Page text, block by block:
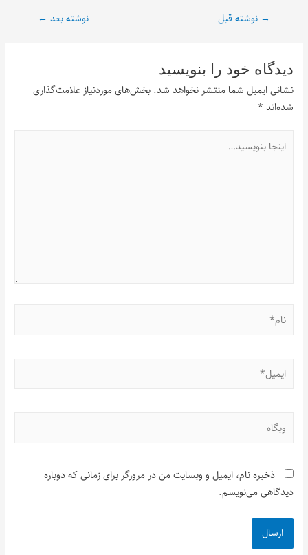
→ نوشته قبل نوشته بعد ←
دیدگاه‌ خود را بنویسید
نشانی ایمیل شما منتشر نخواهد شد. بخش‌های موردنیاز علامت‌گذاری
شده‌اند *
ذخیره نام، ایمیل و وبسایت من در مرورگر برای زمانی که دوباره
دیدگاهی می‌نویسم.